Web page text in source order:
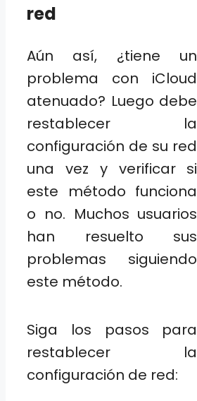
red
Aún así, ¿tiene un
problema con iCloud
atenuado? Luego debe
restablecer la
configuración de su red
una vez y verificar si
este método funciona
o no. Muchos usuarios
han resuelto sus
problemas siguiendo
este método.
Siga los pasos para
restablecer la
configuración de red: